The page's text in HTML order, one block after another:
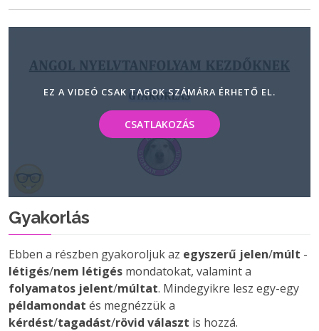
EZ A VIDEÓ CSAK TAGOK SZÁMÁRA ÉRHETŐ EL.
CSATLAKOZÁS
Gyakorlás
Ebben a részben gyakoroljuk az egyszerű jelen/múlt -
létigés/nem létigés mondatokat, valamint a
folyamatos jelent/múltat. Mindegyikre lesz egy-egy
példamondat és megnézzük a
kérdést/tagadást/rövid választ is hozzá.